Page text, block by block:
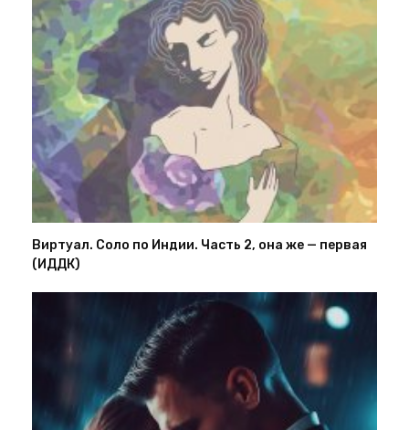
Виртуал. Соло по Индии. Часть 2, она же — первая
(ИДДК)